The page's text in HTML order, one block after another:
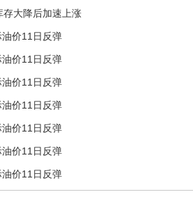
存大降后加速上涨
价11日反弹
价11日反弹
价11日反弹
价11日反弹
价11日反弹
价11日反弹
价11日反弹